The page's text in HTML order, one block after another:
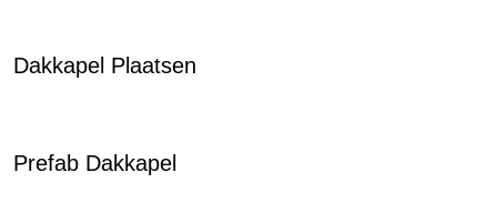
Dakkapel Plaatsen
Prefab Dakkapel